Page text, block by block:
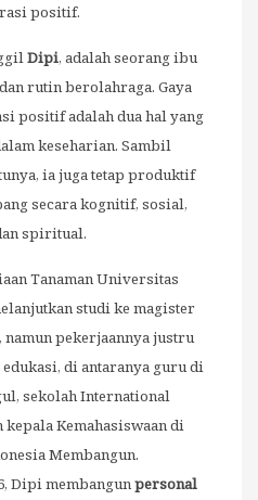
positif.
Dipi, adalah seorang ibu
rutin berolahraga. Gaya
positif adalah dua hal yang
keseharian. Sambil
ia juga tetap produktif
secara kognitif, sosial,
spiritual.
Tanaman Universitas
studi ke magister
namun pekerjaannya justru
di antaranya guru di
sekolah International
kepala Kemahasiswaan di
Membangun.
Dipi membangunpersonal